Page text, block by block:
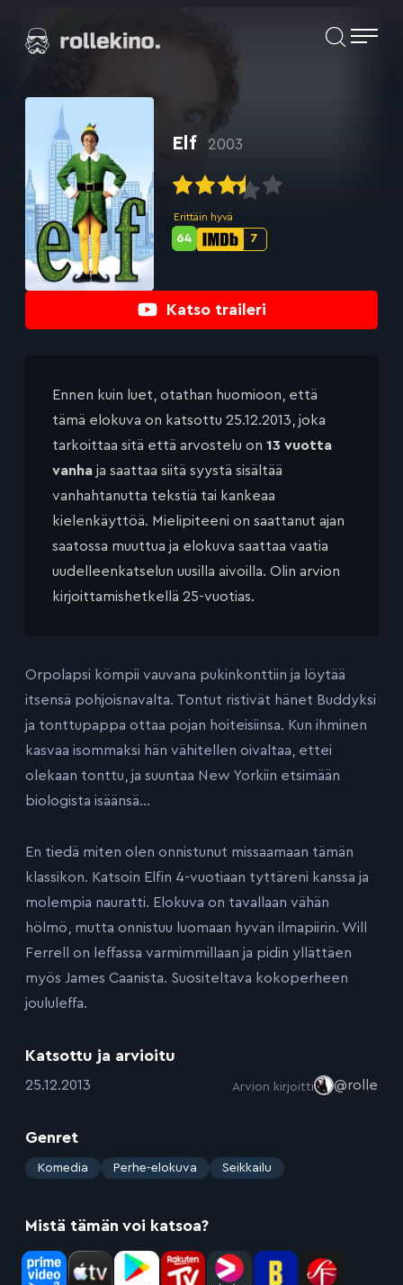
suoraan
Elokuvat ja elokuva-arviot | Rollekino.fi
jälkeen.
Katso traileri
Elf 2003
Erittäin hyvä
IMDb-
7
Metascore-
64
Ennen kuin luet, otathan huomioon, että
tämä elokuva on katsottu 25.12.2013, joka
tarkoittaa sitä että arvostelu on 13 vuotta
vanha ja saattaa siitä syystä sisältää
vanhahtanutta tekstiä tai kankeaa
kielenkäyttöä. Mielipiteeni on saattanut ajan
saatossa muuttua ja elokuva saattaa vaatia
uudelleenkatselun uusilla aivoilla. Olin arvion
kirjoittamishetkellä 25-vuotias.
Orpolapsi kömpii vauvana pukinkonttiin ja löytää
itsensä pohjoisnavalta. Tontut ristivät hänet Buddyksi
ja tonttupappa ottaa pojan hoiteisiinsa. Kun ihminen
kasvaa isommaksi hän vähitellen oivaltaa, ettei
olekaan tonttu, ja suuntaa New Yorkiin etsimään
biologista isäänsä…
En tiedä miten olen onnistunut missaamaan tämän
klassikon. Katsoin Elfin 4-vuotiaan tyttäreni kanssa ja
molempia nauratti. Elokuva on tavallaan vähän
hölmö, mutta onnistuu luomaan hyvän ilmapiirin. Will
Ferrell on leffassa varmimmillaan ja pidin yllättäen
myös James Caanista. Suositeltava kokoperheen
joululeffa.
Katsottu ja arvioitu
:25.12.2013 Arvion kirjoitti @rolle
Genret
: Komedia Perhe-elokuva Seikkailu
Mistä tämän voi katsoa?